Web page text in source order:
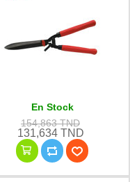
En Stock
154,863 TND
131,634 TND